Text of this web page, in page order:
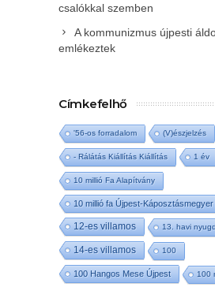
csalókkal szemben
A kommunizmus újpesti
emlékeztek
Címkefelhő
'56-os forradalom (V)észjelzés
- Rálátás Kiállítás Kiállítás 1 év
10 millió Fa Alapítvány
10 millió fa Újpest-Káposztásmegyer
12-es villamos 13. havi
14-es villamos 100
100 Hangos Mese Újpest 100